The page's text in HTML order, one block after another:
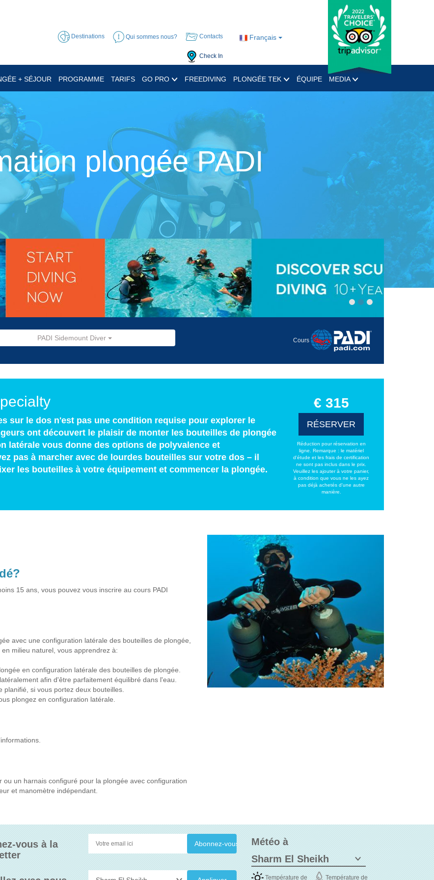
Français
Destinations Qui sommes nous? Contacts
Check In
+ SÉJOUR PROGRAMME TARIFS GO PRO FREEDIVING PLONGÉE TEK ÉQUIPE MEDIA
plongée PADI
PADI Sidemount Diver Cours
sur le dos n'est pas une condition requise pour explorer le
ont découvert le plaisir de monter les bouteilles de plongée
latérale vous donne des options de polyvalence et
pas à marcher avec de lourdes bouteilles sur votre dos – il
les bouteilles à votre équipement et commencer la plongée.
€ 315
RÉSERVER
Réduction pour réservation en
ligne. Remarque : le matériel
d'étude et les frais de certification
ne sont pas inclus dans le prix.
Veuillez les ajouter à votre panier,
à condition que vous ne les ayez
pas déjà achetés d'une autre
manière.
15 ans, vous pouvez vous inscrire au cours PADI
avec une configuration latérale des bouteilles de plongée,
milieu naturel, vous apprendrez à:
en configuration latérale des bouteilles de plongée.
afin d'être parfaitement équilibré dans l'eau.
si vous portez deux bouteilles.
plongez en configuration latérale.
un harnais configuré pour la plongée avec configuration
et manomètre indépendant.
vous à la
Météo à
Température de Température de